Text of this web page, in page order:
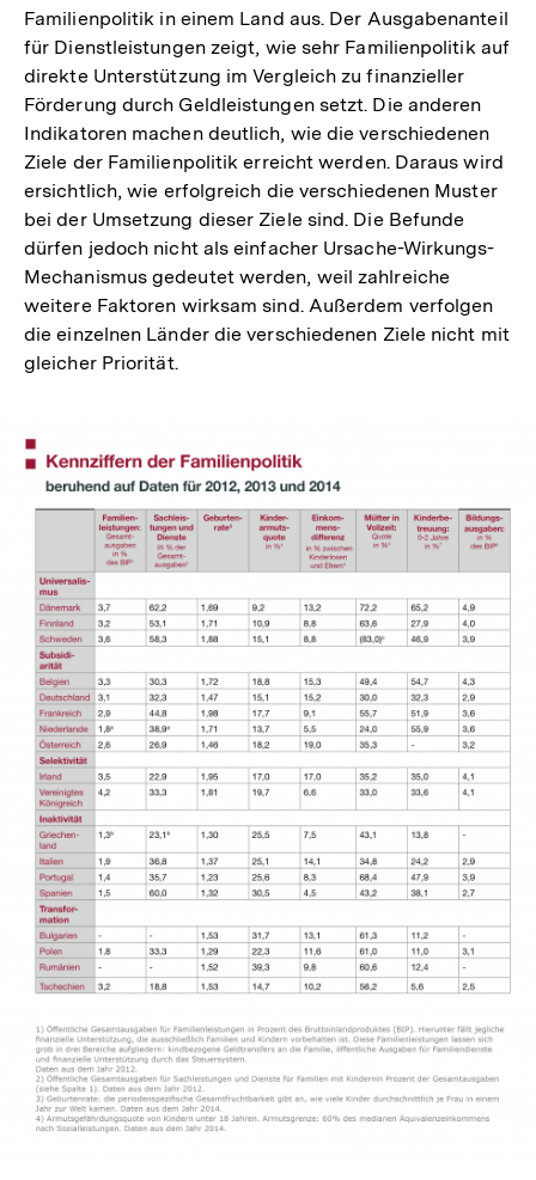
Familienpolitik in einem Land aus. Der Ausgabenanteil
für Dienstleistungen zeigt, wie sehr Familienpolitik auf
direkte Unterstützung im Vergleich zu finanzieller
Förderung durch Geldleistungen setzt. Die anderen
Indikatoren machen deutlich, wie die verschiedenen
Ziele der Familienpolitik erreicht werden. Daraus wird
ersichtlich, wie erfolgreich die verschiedenen Muster
bei der Umsetzung dieser Ziele sind. Die Befunde
dürfen jedoch nicht als einfacher Ursache-Wirkungs-
Mechanismus gedeutet werden, weil zahlreiche
weitere Faktoren wirksam sind. Außerdem verfolgen
die einzelnen Länder die verschiedenen Ziele nicht mit
gleicher Priorität.
Lightbox
öffnen